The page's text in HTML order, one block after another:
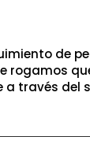
de
rogamos
través del